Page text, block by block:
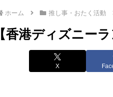
ホーム 推し事・おたく活動
【香港ディズニー
X